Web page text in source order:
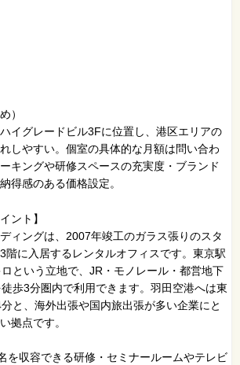
）
イグレードビル3Fに位置し、港区エリアの
しやすい。個室の具体的な月額は問い合わ
キングや研修スペースの充実度・ブランド
得感のある価格設定。
ント】
ィングは、2007年竣工のガラス張りのスタ
階に入居するレンタルオフィスです。東京駅
という立地で、JR・モノレール・都営地下
歩3分圏内で利用できます。羽田空港へは東
と、海外出張や国内旅出張が多い企業にと
拠点です。
を収容できる研修・セミナールームやテレビ